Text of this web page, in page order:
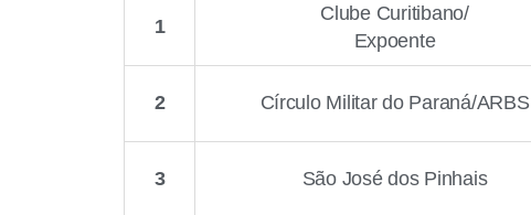
1
Clube Curitibano/
Expoente
2 Círculo Militar do Paraná/ARBS
3 São José dos Pinhais